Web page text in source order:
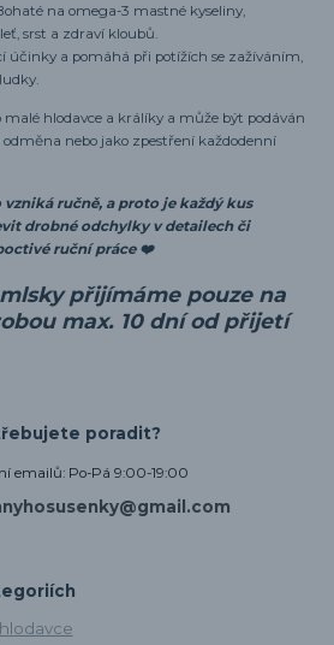
na omega-3 mastné kyseliny,
srst a zdraví kloubů.
účinky a pomáhá při potížích se zažíváním,
malé hlodavce a králíky a může být podáván
nebo jako zpestření každodenní
ručně, a proto je každý kus
drobné odchylky v detailech či
ruční práce ❤️
přijímáme pouze na
max. 10 dní od přijetí
poradit?
emailů: Po-Pá 9:00-19:00